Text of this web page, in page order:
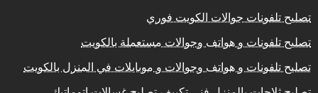
تصليح تلفونات جوالات الكويت فوري
تصليح تلفونات و هواتف وجوالات مستعملة بالكويت
تصليح تلفونات و هواتف وجوالات و موبايلات في المنزل بالكويت